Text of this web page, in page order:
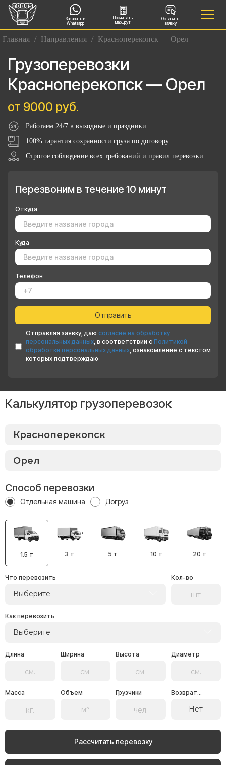
Заказать в
Whatsapp
Посчитать
маршрут
Оставить
заявку
Главная / Направления / Красноперекопск — Орел
Грузоперевозки
Красноперекопск — Орел
от 9000 руб.
Работаем 24/7 в выходные и праздники
100% гарантия сохранности груза по договору
Строгое соблюдение всех требований и правил перевозки
Перезвоним в течение 10 минут
Откуда
Куда
Телефон
Отправляя заявку, даю согласие на обработку
персональных данных, в соответствии с Политикой
обработки персональных данных, ознакомление с текстом
которых подтверждаю
Калькулятор грузоперевозок
Способ перевозки
Отдельная машина Догруз
1.5 т 3 т 5 т 10 т 20 т
Что перевозить
Выберите
Кол-во
Как перевозить
Выберите
Длина Ширина Высота Диаметр
Масса Объем Грузчики Возврат...
Нет
Рассчитать перевозку